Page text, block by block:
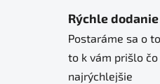
Rýchle dodanie
Postaráme sa o
to k vám prišlo čo
najrýchlejšie